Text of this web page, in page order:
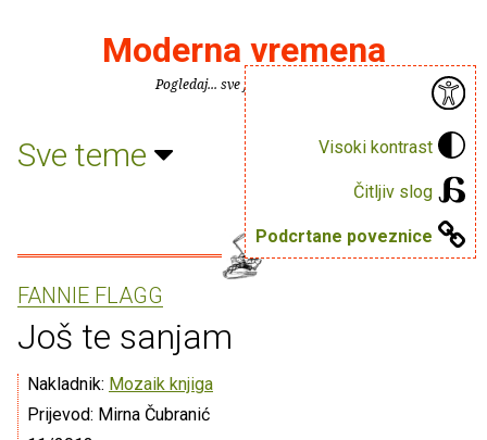
Visoki kontrast
Čitljiv slog
Podcrtane poveznice
Moderna vremena
Pogledaj... sve je puno knjiga.
Sve teme
FANNIE FLAGG
Još te sanjam
Nakladnik: Mozaik knjiga
Prijevod: Mirna Čubranić